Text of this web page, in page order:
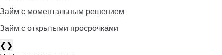
Займ c моментальным решением
Займ с открытыми просрочками
❮❯